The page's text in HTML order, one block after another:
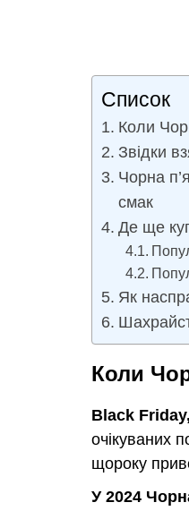
Список
Коли
Звідки
Чорна
смак
Де ще
Як
Коли
Black
очікуваних
щороку
У 2024